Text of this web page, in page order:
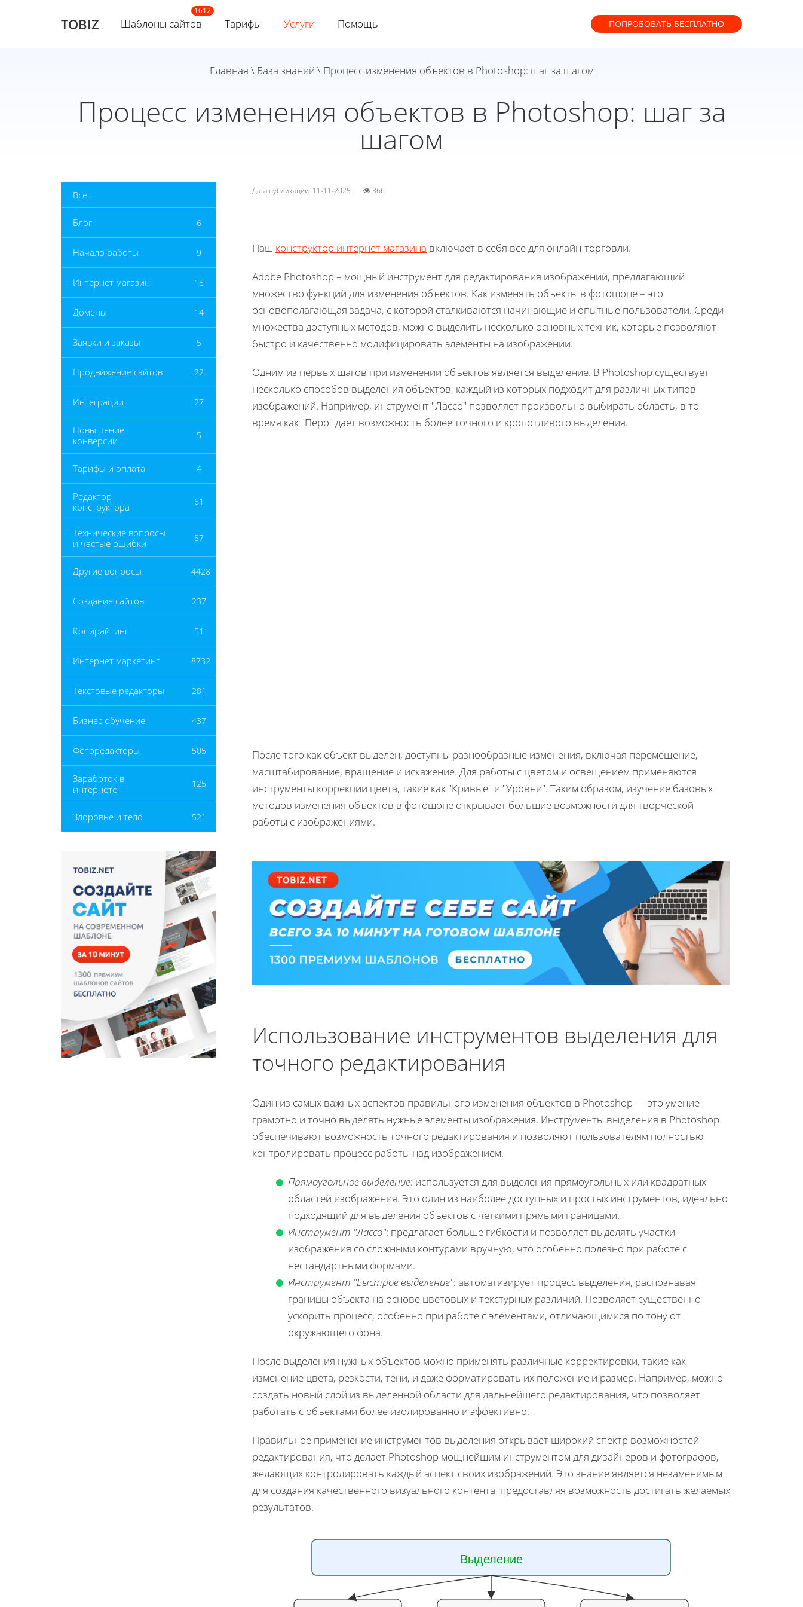
TOBIZ Шаблоны сайтов Тарифы Услуги Помощь ПОПРОБОВАТЬ БЕСПЛАТНО
Главная \ База знаний \ Процесс изменения объектов в Photoshop: шаг за шагом
Процесс изменения объектов в Photoshop: шаг за
шагом
Все
Блог 6
Начало работы 9
Интернет магазин 18
Домены 14
Заявки и заказы 5
Продвижение сайтов 22
Интеграции 27
Повышение
конверсии
5
Тарифы и оплата 4
Редактор
конструктора
61
Технические вопросы
и частые ошибки
87
Другие вопросы 4428
Создание сайтов 237
Копирайтинг 51
Интернет маркетинг 8732
Текстовые редакторы 281
Бизнес обучение 437
Фоторедакторы 505
Заработок в
интернете
125
Здоровье и тело 521
Дата публикации: 11-11-2025 366
Наш конструктор интернет магазина включает в себя все для онлайн-торговли.
Adobe Photoshop – мощный инструмент для редактирования изображений, предлагающий
множество функций для изменения объектов. Как изменять объекты в фотошопе – это
основополагающая задача, с которой сталкиваются начинающие и опытные пользователи. Среди
множества доступных методов, можно выделить несколько основных техник, которые позволяют
быстро и качественно модифицировать элементы на изображении.
Одним из первых шагов при изменении объектов является выделение. В Photoshop существует
несколько способов выделения объектов, каждый из которых подходит для различных типов
изображений. Например, инструмент "Лассо" позволяет произвольно выбирать область, в то
время как "Перо" дает возможность более точного и кропотливого выделения.
После того как объект выделен, доступны разнообразные изменения, включая перемещение,
масштабирование, вращение и искажение. Для работы с цветом и освещением применяются
инструменты коррекции цвета, такие как "Кривые" и "Уровни". Таким образом, изучение базовых
методов изменения объектов в фотошопе открывает большие возможности для творческой
работы с изображениями.
Использование инструментов выделения для
точного редактирования
Один из самых важных аспектов правильного изменения объектов в Photoshop — это умение
грамотно и точно выделять нужные элементы изображения. Инструменты выделения в Photoshop
обеспечивают возможность точного редактирования и позволяют пользователям полностью
контролировать процесс работы над изображением.
Прямоугольное выделение: используется для выделения прямоугольных или квадратных
областей изображения. Это один из наиболее доступных и простых инструментов, идеально
подходящий для выделения объектов с чёткими прямыми границами.
Инструмент "Лассо": предлагает больше гибкости и позволяет выделять участки
изображения со сложными контурами вручную, что особенно полезно при работе с
нестандартными формами.
Инструмент "Быстрое выделение": автоматизирует процесс выделения, распознавая
границы объекта на основе цветовых и текстурных различий. Позволяет существенно
ускорить процесс, особенно при работе с элементами, отличающимися по тону от
окружающего фона.
После выделения нужных объектов можно применять различные корректировки, такие как
изменение цвета, резкости, тени, и даже форматировать их положение и размер. Например, можно
создать новый слой из выделенной области для дальнейшего редактирования, что позволяет
работать с объектами более изолированно и эффективно.
Правильное применение инструментов выделения открывает широкий спектр возможностей
редактирования, что делает Photoshop мощнейшим инструментом для дизайнеров и фотографов,
желающих контролировать каждый аспект своих изображений. Это знание является незаменимым
для создания качественного визуального контента, предоставляя возможность достигать желаемых
результатов.
Выделение